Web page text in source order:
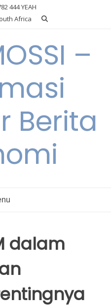
444 YEAH
Africa
–
Berita
dalam